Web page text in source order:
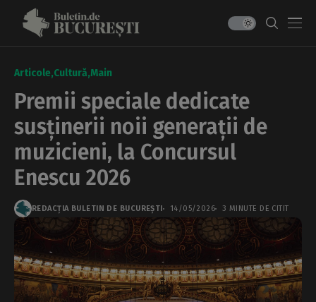
Articole Cultură Main
Premii speciale dedicate
susținerii noii generații de
muzicieni, la Concursul
Enescu 2026
REDACȚIA BULETIN DE BUCUREȘTI 14/05/2026 3 MINUTE DE CITIT